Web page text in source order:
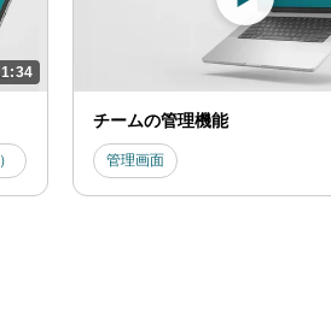
1:34
チームの管理機能
管理画面